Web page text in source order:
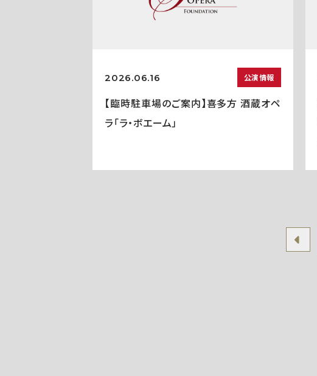
2026.06.16 公演情報
【臨時駐車場のご案内】喜多方 酒蔵オペ
ラ「ラ・ボエーム」